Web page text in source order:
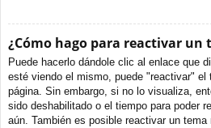
¿Cómo hago para reactivar un
Puede hacerlo dándole clic al enlace que
esté viendo el mismo, puede "reactivar" el
página. Sin embargo, si no lo visualiza,
sido deshabilitado o el tiempo para poder
aún. También es posible reactivar un